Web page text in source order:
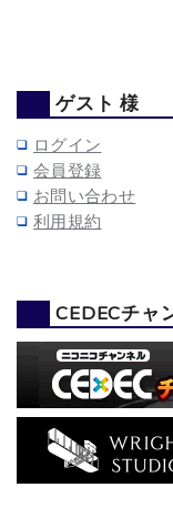
ゲスト 様
ログイン
会員登録
お問い合わせ
利用規約
CEDECチャ